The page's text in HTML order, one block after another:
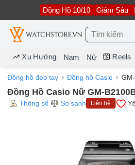
nội
dung
Đồng Hồ 10/10 Giảm Sâu
Tìm
kiếm:
Xu Hướng Nam Nữ Reels
Đồng hồ đeo tay Đồng hồ Casio
Đồng Hồ Casio Nữ GM-
Thông số So sánh Liên hệ